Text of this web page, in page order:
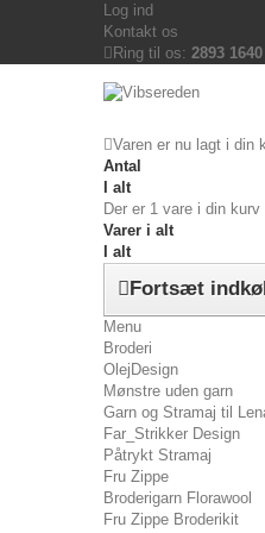
Log ind
Kontakt os
Ring til os: 2893 1640
Varen er nu lagt i din
Antal
I alt
Der er 1 vare i din kurv
Varer i alt
I alt
Fortsæt
Menu
Broderi
OlejDesign
Mønstre uden garn
Garn og Stramaj til
Far_Strikker Design
Påtrykt Stramaj
Fru Zippe
Broderigarn Florawool
Fru Zippe Broderikit